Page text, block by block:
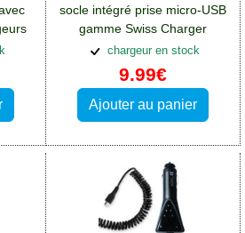
socle intégré prise micro-USB
gamme Swiss Charger
SCH20022:Chargeurs
Blackberry DTEK50
chargeur en stock
9.99€
Ajouter au panier